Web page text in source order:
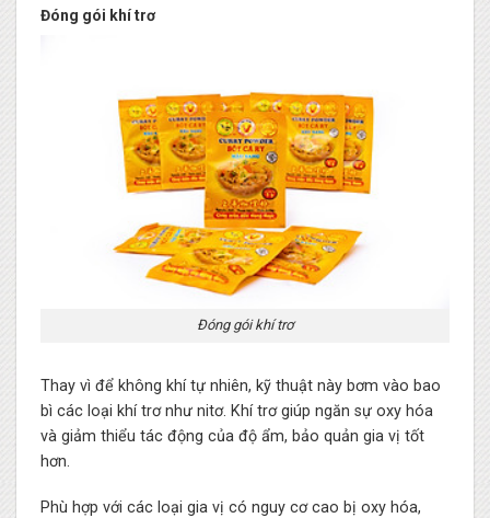
Đóng gói khí trơ
Đóng gói khí trơ
Thay vì để không khí tự nhiên, kỹ thuật này bơm vào bao
bì các loại khí trơ như nitơ. Khí trơ giúp ngăn sự oxy hóa
và giảm thiểu tác động của độ ẩm, bảo quản gia vị tốt
hơn.
Phù hợp với các loại gia vị có nguy cơ cao bị oxy hóa,